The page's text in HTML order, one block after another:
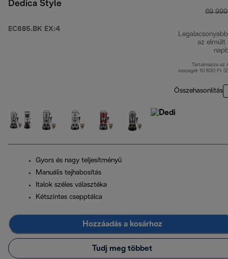
Dedica Style
EC685.BK EX:4
69
az elmúlt
Tartalmazza az
összegét 10 630 Ft
Összehasonlítás
Gyors és nagy teljesítményű
Manuális tejhabosítás
Italok széles választéka
Kétszintes csepptálca
Hozzáadás a kosárhoz
Tudj meg többet